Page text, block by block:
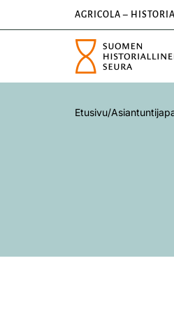
AGRICOLA –
Etusivu/